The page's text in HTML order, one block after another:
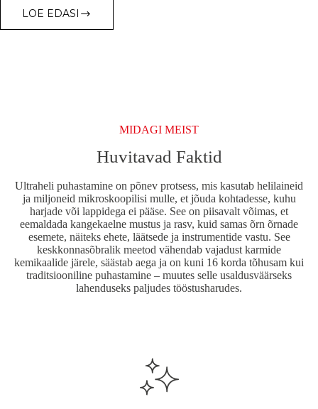
LOE EDASI
ASONIC
PUHASTUSVAHENDID
MIDAGI MEIST
Huvitavad Faktid
Ultraheli puhastamine on põnev protsess, mis kasutab helilaineid
ja miljoneid mikroskoopilisi mulle, et jõuda kohtadesse, kuhu
harjade või lappidega ei pääse. See on piisavalt võimas, et
eemaldada kangekaelne mustus ja rasv, kuid samas õrn õrnade
esemete, näiteks ehete, läätsede ja instrumentide vastu. See
keskkonnasõbralik meetod vähendab vajadust karmide
kemikaalide järele, säästab aega ja on kuni 16 korda tõhusam kui
traditsiooniline puhastamine – muutes selle usaldusväärseks
lahenduseks paljudes tööstusharudes.